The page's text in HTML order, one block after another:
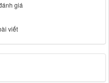
giá
viết